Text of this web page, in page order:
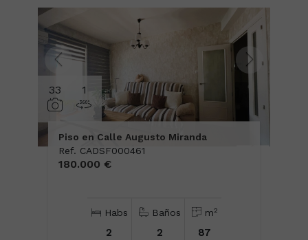
33 1
Piso en Calle Augusto Miranda
Ref. CADSF000461
180.000 €
Habs
2
Baños
2
m2
87